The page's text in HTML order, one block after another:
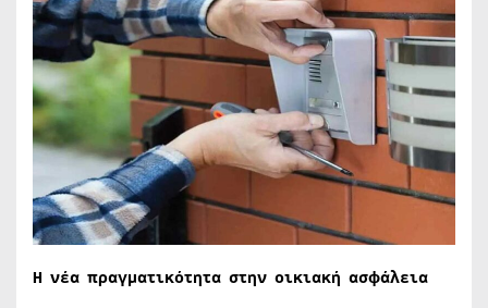
Η νέα πραγματικότητα στην οικιακή ασφάλεια